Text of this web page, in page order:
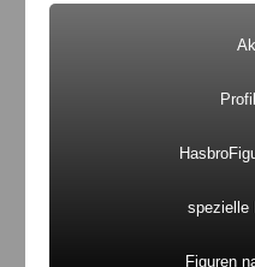
spezielle
Figuren